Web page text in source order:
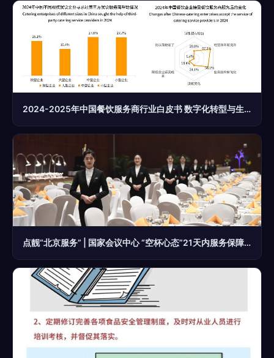
2024-2025年中国餐饮服务商行业白皮书 数字化转型与生态重构
点靓“北京服务” | 国家会议中心 “空杯心态”21天内服务保障三场主场外交活动 餐饮服务